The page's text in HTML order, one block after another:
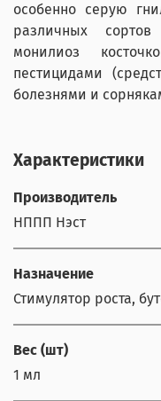
особенно серую
различных
монилиоз
пестицидами
болезнями и
Характеристики
Производитель
НППП Нэст
Назначение
Стимулятор роста,
Вес (шт)
1 мл